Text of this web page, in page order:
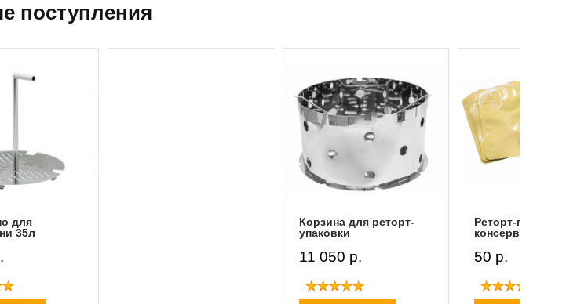
поступления
для
35л
Корзина для реторт-
упаковки
11 050 p.
Реторт-пакет для
консервирования
50 p.